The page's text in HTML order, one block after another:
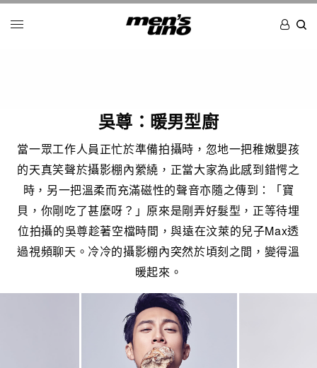
吳尊：暖男型廚
當一眾工作人員正忙於準備拍攝時，忽地一把稚嫩嬰孩
的天真笑聲於攝影棚內縈繞，正當大家為此感到錯愕之
時，另一把溫柔而充滿磁性的聲音亦隨之傳到：「寶
貝，你剛吃了甚麼呀？」原來是剛弄好髮型，正等待埋
位拍攝的吳尊趁著空檔時間，與遠在汶萊的兒子Max透
過視頻聊天。冷冷的攝影棚內突然於頃刻之間，變得溫
暖起來。